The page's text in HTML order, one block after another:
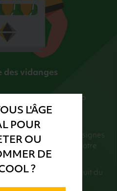
L'ÂGE
POUR
OU
DE
?
des vidanges
et du zéro
l’utilisation du verre
récupérons vos consignes
limite du montant de votre
retournées sera déduit du